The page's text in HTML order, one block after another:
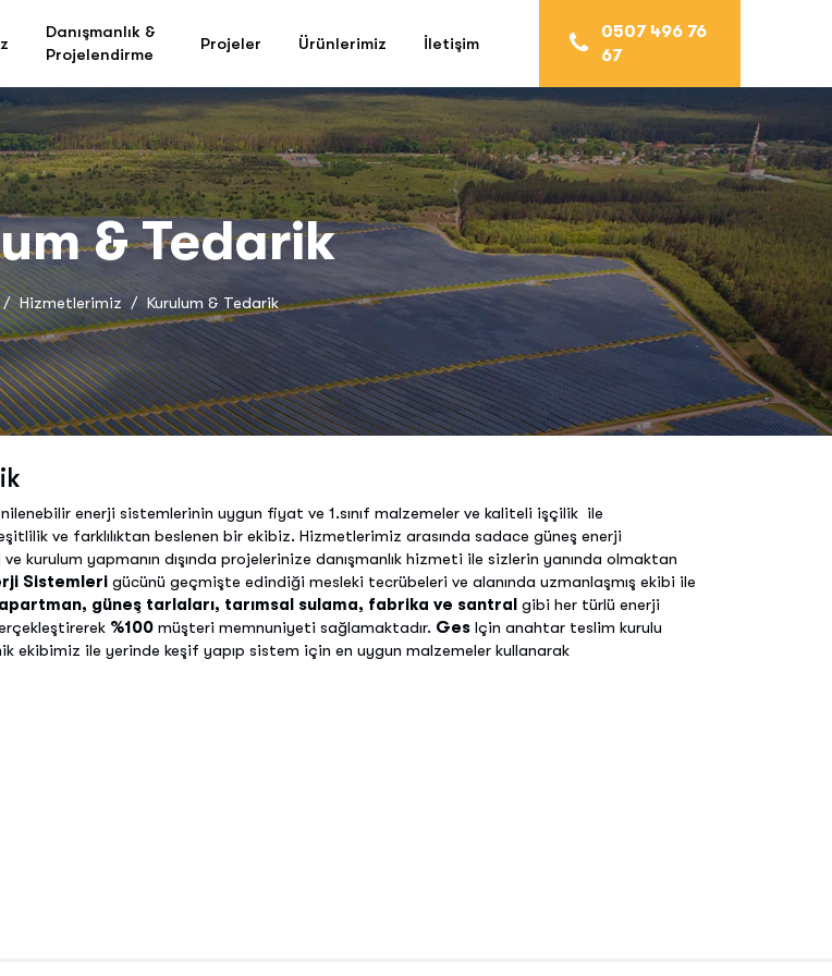
Danışmanlık &
Projelendirme
Projeler Ürünlerimiz İletişim
0507 496 76
67
& Tedarik
Hizmetlerimiz Kurulum & Tedarik
enerji sistemlerinin uygun fiyat ve 1.sınıf malzemeler ve kaliteli işçilik ile
ve farklılıktan beslenen bir ekibiz. Hizmetlerimiz arasında sadace güneş enerji
kurulum yapmanın dışında projelerinize danışmanlık hizmeti ile sizlerin yanında olmaktan
Sistemleri gücünü geçmişte edindiği mesleki tecrübeleri ve alanında uzmanlaşmış ekibi ile
güneş tarlaları, tarımsal sulama, fabrika ve santral gibi her türlü enerji
%100 müşteri memnuniyeti sağlamaktadır. Ges Için anahtar teslim kurulu
ekibimiz ile yerinde keşif yapıp sistem için en uygun malzemeler kullanarak